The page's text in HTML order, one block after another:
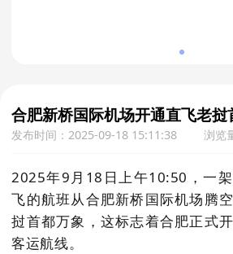
合肥新桥国际机场开通直飞老
发布时间：2025-09-18 15:11:38 浏览
2025年9月18日上午10:50，一
飞的航班从合肥新桥国际机场腾
挝首都万象，这标志着合肥正式
客运航线。